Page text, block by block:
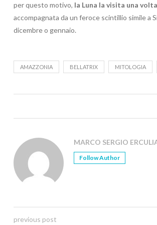
per questo motivo, la Luna la visita una
accompagnata da un feroce scintillio simile a
dicembre o gennaio.
AMAZZONIA BELLATRIX MITOLOGIA
MARCO SERGIO
Follow Author
previous post